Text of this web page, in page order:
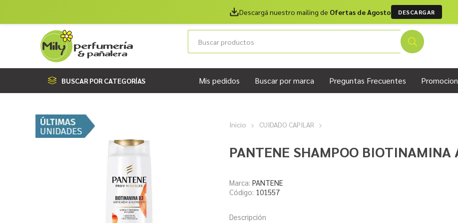
Descargá nuestro mailing de Ofertas de Agosto DESCARGAR
BUSCAR POR CATEGORÍAS Mis pedidos Buscar por marca Preguntas Frecuentes
Inicio CUIDADO CAPILAR
PANTENE SHAMPOO
Marca: PANTENE
Código: 101557
Descripción